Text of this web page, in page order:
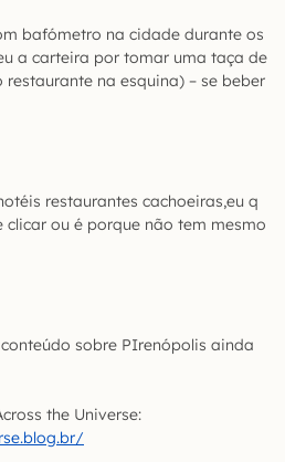
bafómetro na cidade durante os
a carteira por tomar uma taça de
na esquina) – se beber
restaurantes cachoeiras,eu q
ou é porque não tem mesmo
sobre PIrenópolis ainda
the Universe: